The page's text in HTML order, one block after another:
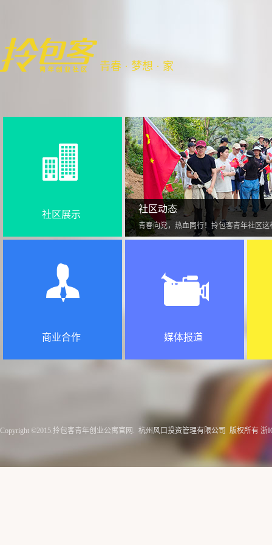
青春 · 梦想 · 家
社区展示
社区动态
青春向党，热血同行！拎包客青年社区这
商业合作 媒体报道
Copyright ©2015.拎包客青年创业公寓官网 . 杭州风口投资管理有限公司 版权所有 浙